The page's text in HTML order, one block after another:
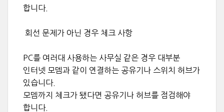
합니다.
회선 문제가 아닌 경우 체크 사항
PC를 여러대 사용하는 사무실 같은 경우 대부분
인터넷 모뎀과 같이 연결하는 공유기나 스위치 허브가
있습니다.
모뎀까지 체크가 됐다면 공유기나 허브를 점검해야
합니다.